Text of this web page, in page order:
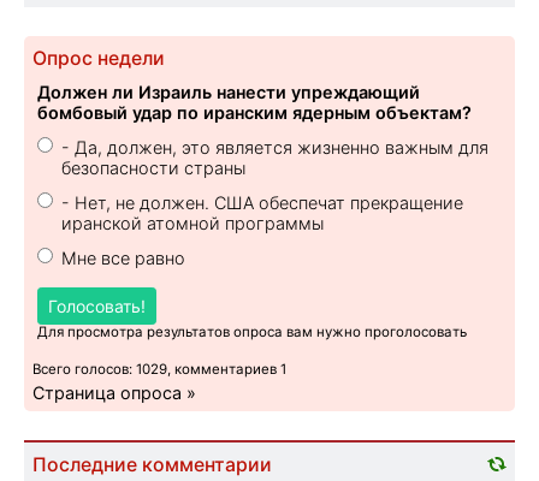
Опрос недели
Должен ли Израиль нанести упреждающий
бомбовый удар по иранским ядерным объектам?
- Да, должен, это является жизненно важным для
безопасности страны
- Нет, не должен. США обеспечат прекращение
иранской атомной программы
Мне все равно
Голосовать!
Для просмотра результатов опроса вам нужно проголосовать
Всего голосов: 1029, комментариев 1
Страница опроса »
Последние комментарии